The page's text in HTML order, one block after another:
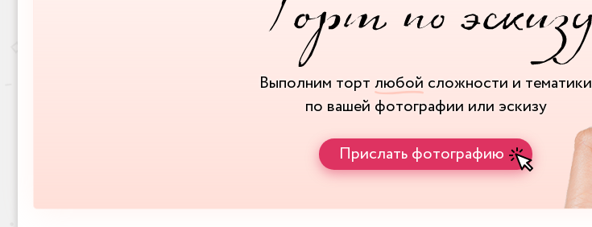
Выполним торт любой сложности и тематики
по вашей фотографии или эскизу
Прислать фотографию